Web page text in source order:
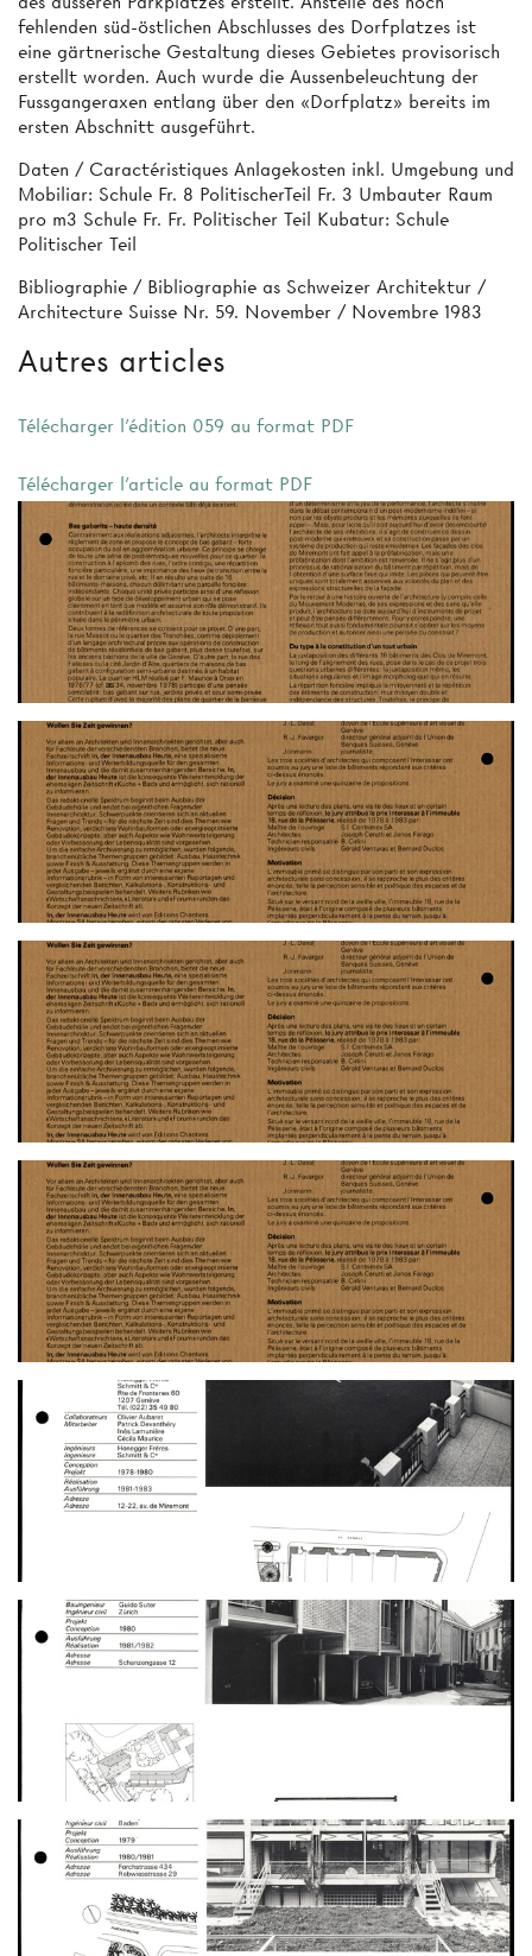
fehlenden süd-östlichen Abschlusses des Dorfplatzes ist
eine gärtnerische Gestaltung dieses Gebietes provisorisch
erstellt worden. Auch wurde die Aussenbeleuchtung der
Fussgangeraxen entlang über den «Dorfplatz» bereits im
ersten Abschnitt ausgeführt.
Daten / Caractéristiques Anlagekosten inkl. Umgebung und
Mobiliar: Schule Fr. 8 PolitischerTeil Fr. 3 Umbauter Raum
pro m3 Schule Fr. Fr. Politischer Teil Kubatur: Schule
Politischer Teil
Bibliographie / Bibliographie as Schweizer Architektur /
Architecture Suisse Nr. 59. November / Novembre 1983
Autres articles
Télécharger l'édition 059 au format PDF
Télécharger l'article au format PDF